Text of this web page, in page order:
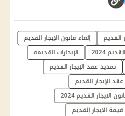
القديم
إلغاء قانون الإيجار القديم
2024
الإيجارات القديمة
تمديد عقد الإيجار القديم
الإيجار القديم
الايجار القديم 2024
قيمة الايجار القديم